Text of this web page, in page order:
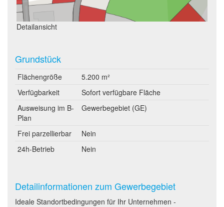
Detailansicht
Grundstück
Flächengröße
5.200 m²
Verfügbarkeit
Sofort verfügbare Fläche
Ausweisung im B-
Plan
Gewerbegebiet (GE)
Frei parzellierbar
Nein
24h-Betrieb
Nein
Detailinformationen zum Gewerbegebiet
Ideale Standortbedingungen für Ihr Unternehmen -